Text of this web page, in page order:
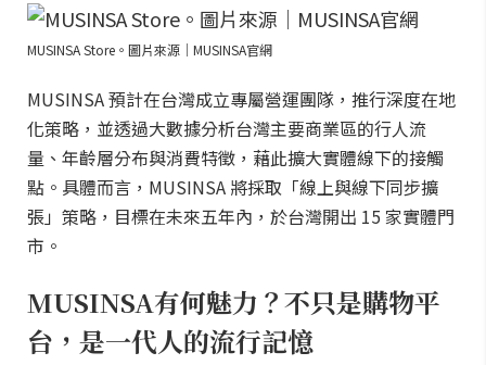
MUSINSA Store。圖片來源｜MUSINSA官網
MUSINSA 預計在台灣成立專屬營運團隊，推行深度在地
化策略，並透過大數據分析台灣主要商業區的行人流
量、年齡層分布與消費特徵，藉此擴大實體線下的接觸
點。具體而言，MUSINSA 將採取「線上與線下同步擴
張」策略，目標在未來五年內，於台灣開出 15 家實體門
市。
MUSINSA有何魅力？不只是購物平
台，是一代人的流行記憶